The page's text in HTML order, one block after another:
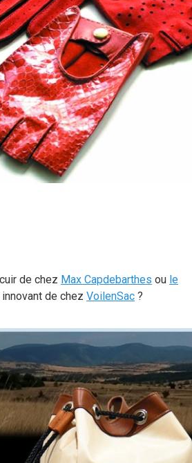
de chez Max Capdebarthes ou le
innovant de chez VoilenSac ?